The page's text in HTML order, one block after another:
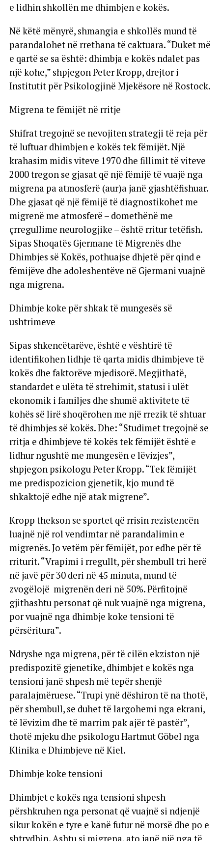
e lidhin shkollën me dhimbjen e kokës.
Në këtë mënyrë, shmangia e shkollës mund të
parandalohet në rrethana të caktuara. “Duket më
e qartë se sa është: dhimbja e kokës ndalet pas
një kohe,” shpjegon Peter Kropp, drejtor i
Institutit për Psikologjinë Mjekësore në Rostock.
Migrena te fëmijët në rritje
Shifrat tregojnë se nevojiten strategji të reja për
të luftuar dhimbjen e kokës tek fëmijët. Një
krahasim midis viteve 1970 dhe fillimit të viteve
2000 tregon se gjasat që një fëmijë të vuajë nga
migrena pa atmosferë (aur)a janë gjashtëfishuar.
Dhe gjasat që një fëmijë të diagnostikohet me
migrenë me atmosferë – domethënë me
çrregullime neurologjike – është rritur tetëfish.
Sipas Shoqatës Gjermane të Migrenës dhe
Dhimbjes së Kokës, pothuajse dhjetë për qind e
fëmijëve dhe adoleshentëve në Gjermani vuajnë
nga migrena.
Dhimbje koke për shkak të mungesës së
ushtrimeve
Sipas shkencëtarëve, është e vështirë të
identifikohen lidhje të qarta midis dhimbjeve të
kokës dhe faktorëve mjedisorë. Megjithatë,
standardet e ulëta të strehimit, statusi i ulët
ekonomik i familjes dhe shumë aktivitete të
kohës së lirë shoqërohen me një rrezik të shtuar
të dhimbjes së kokës. Dhe: “Studimet tregojnë se
rritja e dhimbjeve të kokës tek fëmijët është e
lidhur ngushtë me mungesën e lëvizjes”,
shpjegon psikologu Peter Kropp. “Tek fëmijët
me predispozicion gjenetik, kjo mund të
shkaktojë edhe një atak migrene”.
Kropp thekson se sportet që rrisin rezistencën
luajnë një rol vendimtar në parandalimin e
migrenës. Jo vetëm për fëmijët, por edhe për të
rriturit. “Vrapimi i rregullt, për shembull tri herë
në javë për 30 deri në 45 minuta, mund të
zvogëlojë migrenën deri në 50%. Përfitojnë
gjithashtu personat që nuk vuajnë nga migrena,
por vuajnë nga dhimbje koke tensioni të
përsëritura”.
Ndryshe nga migrena, për të cilën ekziston një
predispozitë gjenetike, dhimbjet e kokës nga
tensioni janë shpesh më tepër shenjë
paralajmëruese. “Trupi ynë dëshiron të na thotë,
për shembull, se duhet të largohemi nga ekrani,
të lëvizim dhe të marrim pak ajër të pastër”,
thotë mjeku dhe psikologu Hartmut Göbel nga
Klinika e Dhimbjeve në Kiel.
Dhimbje koke tensioni
Dhimbjet e kokës nga tensioni shpesh
përshkruhen nga personat që vuajnë si ndjenjë
sikur kokën e tyre e kanë futur në morsë dhe po e
shtrydhin. Ashtu si migrena, ato janë një nga të